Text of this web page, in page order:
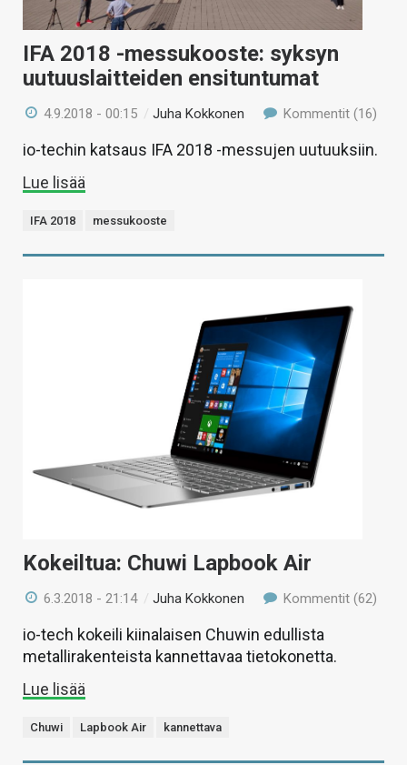
IFA 2018 -messukooste: syksyn
uutuuslaitteiden ensituntumat
4.9.2018 - 00:15 /Juha Kokkonen Kommentit (16)
io-techin katsaus IFA 2018 -messujen uutuuksiin.
Lue lisää
IFA 2018 messukooste
Kokeiltua: Chuwi Lapbook Air
6.3.2018 - 21:14 /Juha Kokkonen Kommentit (62)
io-tech kokeili kiinalaisen Chuwin edullista
metallirakenteista kannettavaa tietokonetta.
Lue lisää
Chuwi Lapbook Air kannettava